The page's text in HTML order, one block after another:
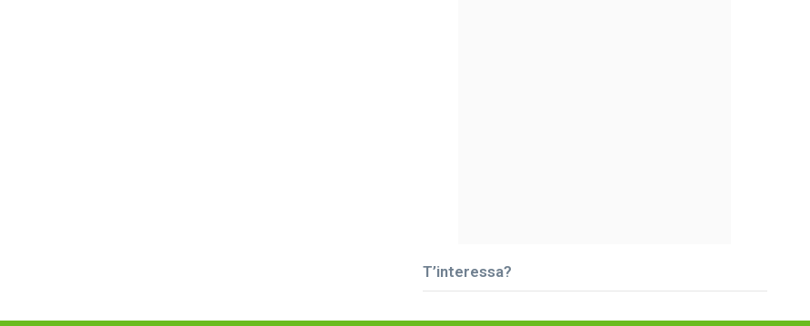
T’interessa?